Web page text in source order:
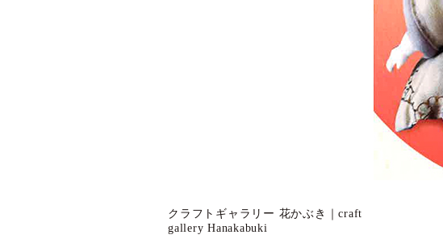
クラフトギャラリー 花かぶき｜craft
gallery Hanakabuki